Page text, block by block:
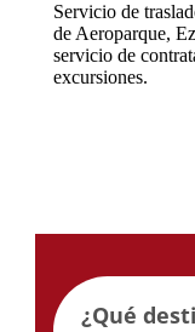
Servicio de
de Aeroparque,
servicio de
excursiones.